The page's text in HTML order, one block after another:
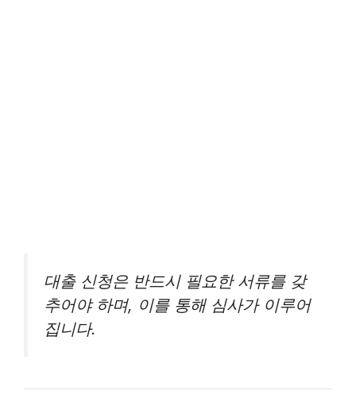
대출 신청은 반드시 필요한 서류를 갖
추어야 하며, 이를 통해 심사가 이루어
집니다.